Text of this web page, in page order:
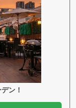
ン！